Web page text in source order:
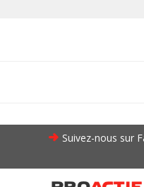
Suivez-nous sur